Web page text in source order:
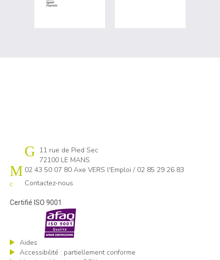
Cap emploi 72
11 rue de Pied Sec
72100 LE MANS
02 43 50 07 80 Axe VERS l'Emploi / 02 85 29 26 83
Contactez-nous
Certifié ISO 9001
Aides
Accessibilité : partiellement conforme